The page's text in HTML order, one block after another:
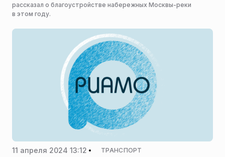
рассказал о благоустройстве набережных Москвы-реки
в этом году.
11 апреля 2024 13:12 ТРАНСПОРТ